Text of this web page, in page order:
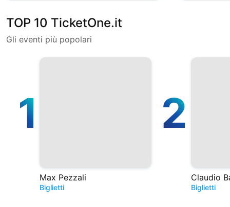
TOP 10 TicketOne.it
Gli eventi più popolari
1
Max Pezzali
Biglietti
2
Claudio
Biglietti